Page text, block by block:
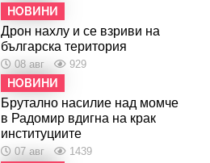
НОВИНИ
Дрон нахлу и се взриви на
българска територия
08 авг 929
НОВИНИ
Брутално насилие над момче
в Радомир вдигна на крак
институциите
07 авг 1439